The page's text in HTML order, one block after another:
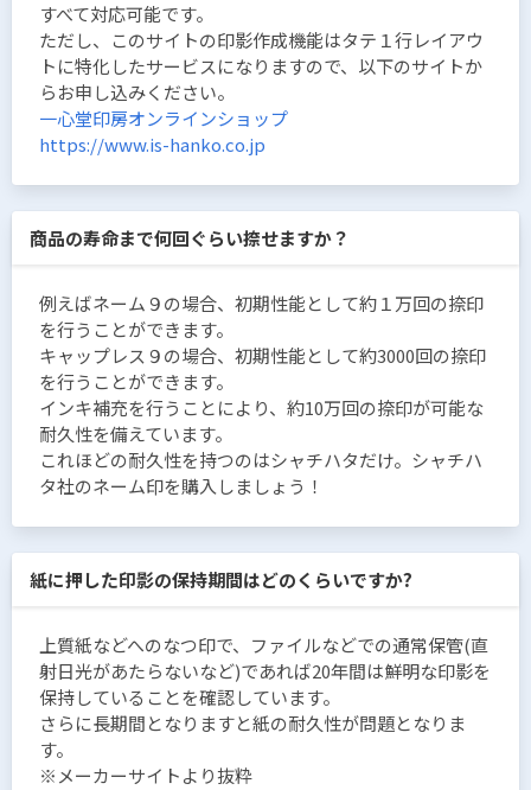
すべて対応可能です。
ただし、このサイトの印影作成機能はタテ１行レイアウ
トに特化したサービスになりますので、以下のサイトか
らお申し込みください。
一心堂印房オンラインショップ
https://www.is-hanko.co.jp
商品の寿命まで何回ぐらい捺せますか？
例えばネーム９の場合、初期性能として約１万回の捺印
を行うことができます。
キャップレス９の場合、初期性能として約3000回の捺印
を行うことができます。
インキ補充を行うことにより、約10万回の捺印が可能な
耐久性を備えています。
これほどの耐久性を持つのはシャチハタだけ。シャチハ
タ社のネーム印を購入しましょう！
紙に押した印影の保持期間はどのくらいですか?
上質紙などへのなつ印で、ファイルなどでの通常保管(直
射日光があたらないなど)であれば20年間は鮮明な印影を
保持していることを確認しています。
さらに長期間となりますと紙の耐久性が問題となりま
す。
※メーカーサイトより抜粋